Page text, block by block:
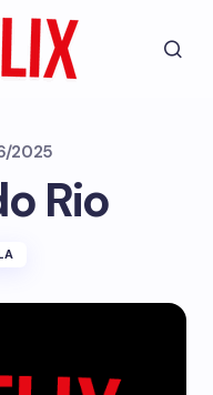
2025
Rio